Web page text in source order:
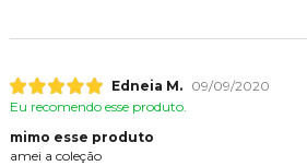
Edneia M.
09/09/2020
Eu recomendo esse produto.
mimo esse produto
amei a coleção